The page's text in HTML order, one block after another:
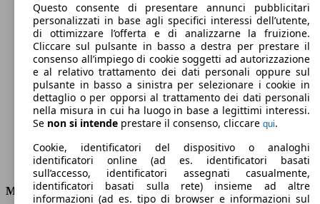
117 g/km
Emissioni di CO2 (combinato)*
Consumi
Motore e Prestazioni
Questo consente di presentare annunci pubblicitari
personalizzati in base agli specifici interessi dell’utente,
di ottimizzare l’offerta e di analizzarne la fruizione.
Cliccare sul pulsante in basso a destra per prestare il
consenso all’impiego di cookie soggetti ad autorizzazione
e al relativo trattamento dei dati personali oppure sul
pulsante in basso a sinistra per selezionare i cookie in
dettaglio o per opporsi al trattamento dei dati personali
nella misura in cui ha luogo in base a legittimi interessi.
Se non si intende prestare il consenso, cliccare qui.
Cookie, identificatori del dispositivo o analoghi
identificatori online (ad es. identificatori basati
sull’accesso, identificatori assegnati casualmente,
identificatori basati sulla rete) insieme ad altre
informazioni (ad es. tipo di browser e informazioni sul